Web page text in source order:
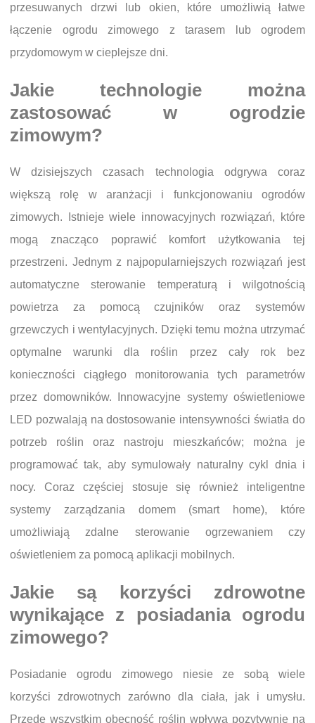
przesuwanych drzwi lub okien, które umożliwią łatwe
łączenie ogrodu zimowego z tarasem lub ogrodem
przydomowym w cieplejsze dni.
Jakie technologie można
zastosować w ogrodzie
zimowym?
W dzisiejszych czasach technologia odgrywa coraz
większą rolę w aranżacji i funkcjonowaniu ogrodów
zimowych. Istnieje wiele innowacyjnych rozwiązań, które
mogą znacząco poprawić komfort użytkowania tej
przestrzeni. Jednym z najpopularniejszych rozwiązań jest
automatyczne sterowanie temperaturą i wilgotnością
powietrza za pomocą czujników oraz systemów
grzewczych i wentylacyjnych. Dzięki temu można utrzymać
optymalne warunki dla roślin przez cały rok bez
konieczności ciągłego monitorowania tych parametrów
przez domowników. Innowacyjne systemy oświetleniowe
LED pozwalają na dostosowanie intensywności światła do
potrzeb roślin oraz nastroju mieszkańców; można je
programować tak, aby symulowały naturalny cykl dnia i
nocy. Coraz częściej stosuje się również inteligentne
systemy zarządzania domem (smart home), które
umożliwiają zdalne sterowanie ogrzewaniem czy
oświetleniem za pomocą aplikacji mobilnych.
Jakie są korzyści zdrowotne
wynikające z posiadania ogrodu
zimowego?
Posiadanie ogrodu zimowego niesie ze sobą wiele
korzyści zdrowotnych zarówno dla ciała, jak i umysłu.
Przede wszystkim obecność roślin wpływa pozytywnie na